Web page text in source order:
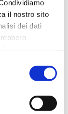
il nostro sito
dei dati
categorie di
solo i